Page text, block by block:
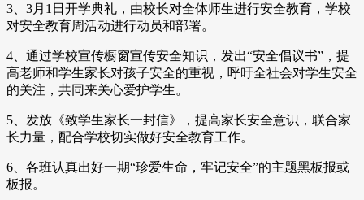
3、3月1日开学典礼，由校长对全体师生进行安全教育，学校
对安全教育周活动进行动员和部署。
4、通过学校宣传橱窗宣传安全知识，发出“安全倡议书”，提
高老师和学生家长对孩子安全的重视，呼吁全社会对学生安全
的关注，共同来关心爱护学生。
5、发放《致学生家长一封信》，提高家长安全意识，联合家
长力量，配合学校切实做好安全教育工作。
6、各班认真出好一期“珍爱生命，牢记安全”的主题黑板报或
板报。